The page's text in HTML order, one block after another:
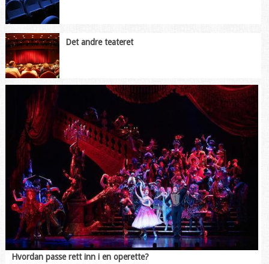
Det andre teateret
Hvordan passe rett inn i en operette?